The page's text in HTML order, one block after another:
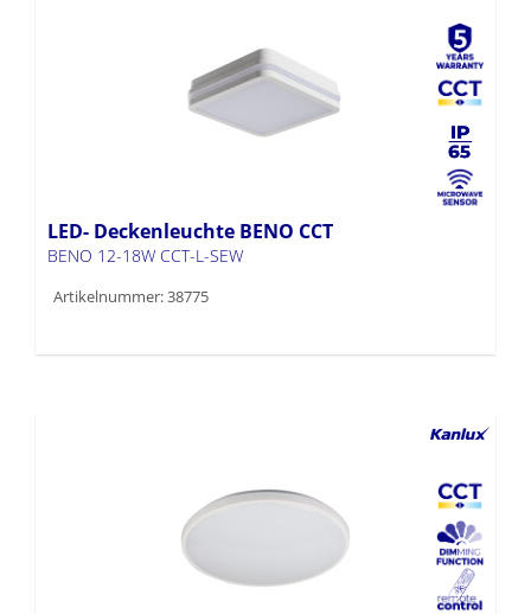
LED- Deckenleuchte BENO CCT
BENO 12-18W CCT-L-SEW
Artikelnummer: 38775